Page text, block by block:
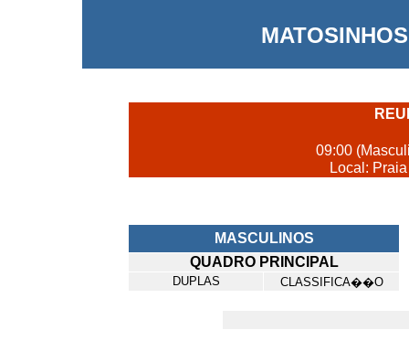
09:00
Local:
MASCULINOS
QUADRO PRINCIPAL
DUPLAS CLASSIFICA��O